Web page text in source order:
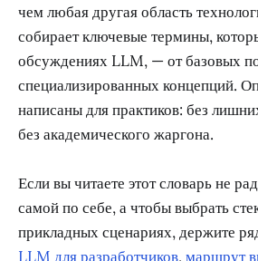
чем любая другая область
собирает ключевые термины,
обсуждениях LLM, — от базовых
специализированных концепций.
написаны для практиков: без
без академического жаргона.
Если вы читаете этот словарь не
самой по себе, а чтобы выбрать
прикладных сценариях, держите
LLM для разработчиков, маршрут